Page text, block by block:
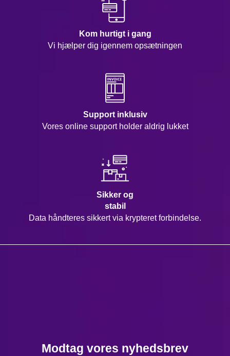
Kom hurtigt i gang
Vi hjælper dig igennem opsætningen
Support inklusiv
Vores online support holder aldrig lukket
Sikker og
stabil
Data håndteres sikkert via krypteret forbindelse.
Modtag vores nyhedsbrev